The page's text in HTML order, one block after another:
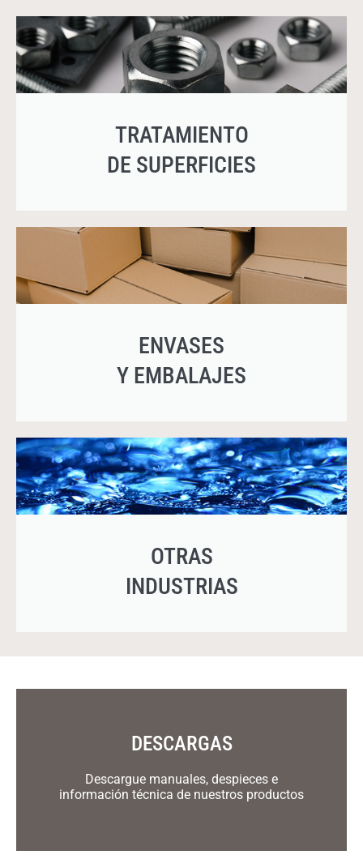
TRATAMIENTO
DE SUPERFICIES
ENVASES
Y EMBALAJES
OTRAS
INDUSTRIAS
DESCARGAS
Descargue manuales, despieces e
información técnica de nuestros productos